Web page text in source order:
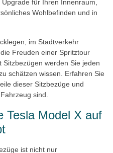
für Ihren Innenraum,
Wohlbefinden und in
im Stadtverkehr
Freuden einer Spritztour
werden Sie jeden
schätzen wissen. Erfahren Sie
dieser Sitzbezüge und
sind.
Tesla Model X auf
ist nicht nur